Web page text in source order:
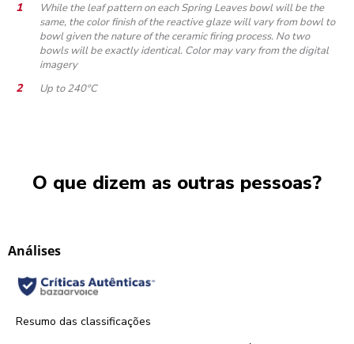
While the leaf pattern on each Spring Leaves bowl will be the
same, the color finish of the reactive glaze will vary from bowl to
bowl given the nature of the ceramic firing process. No two
bowls will be exactly identical. Color may vary from the digital
imagery
Up to 240°C
O que dizem as outras pessoas?